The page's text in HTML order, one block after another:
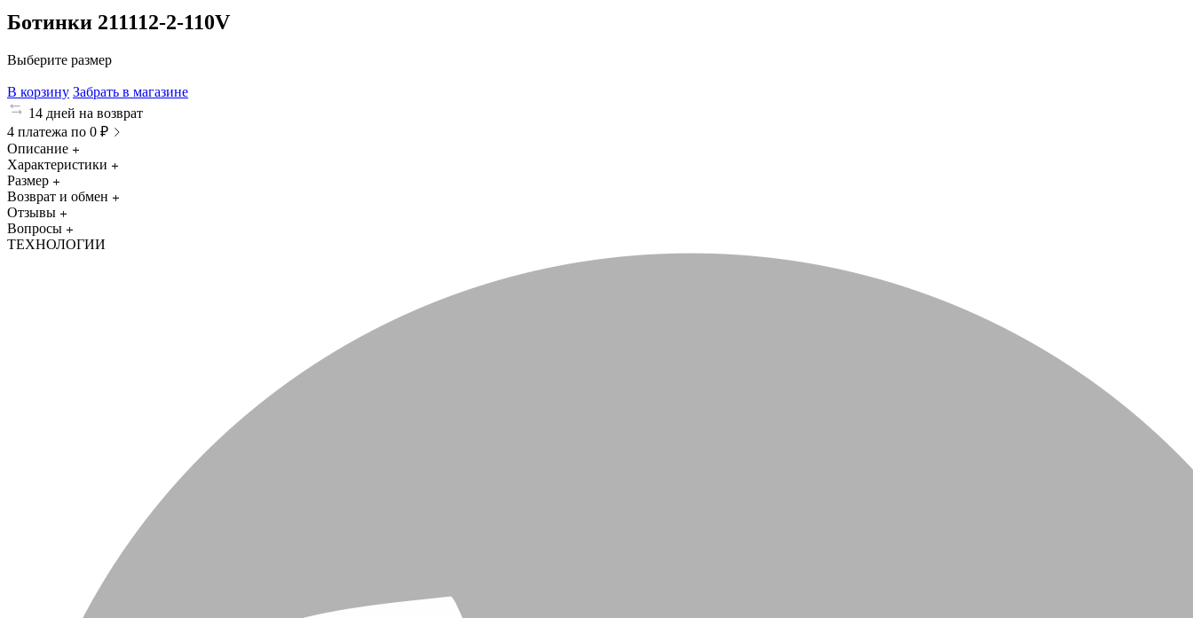
Ботинки 211112-2-110V
Выберите размер
В корзину Забрать в магазине
14 дней на возврат
4 платежа по 0 ₽
Описание
Характеристики
Размер
Возврат и обмен
Отзывы
Вопросы
ТЕХНОЛОГИИ